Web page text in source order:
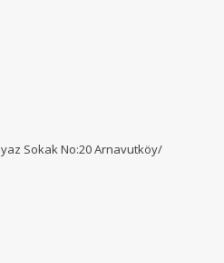
Sokak No:20 Arnavutköy/